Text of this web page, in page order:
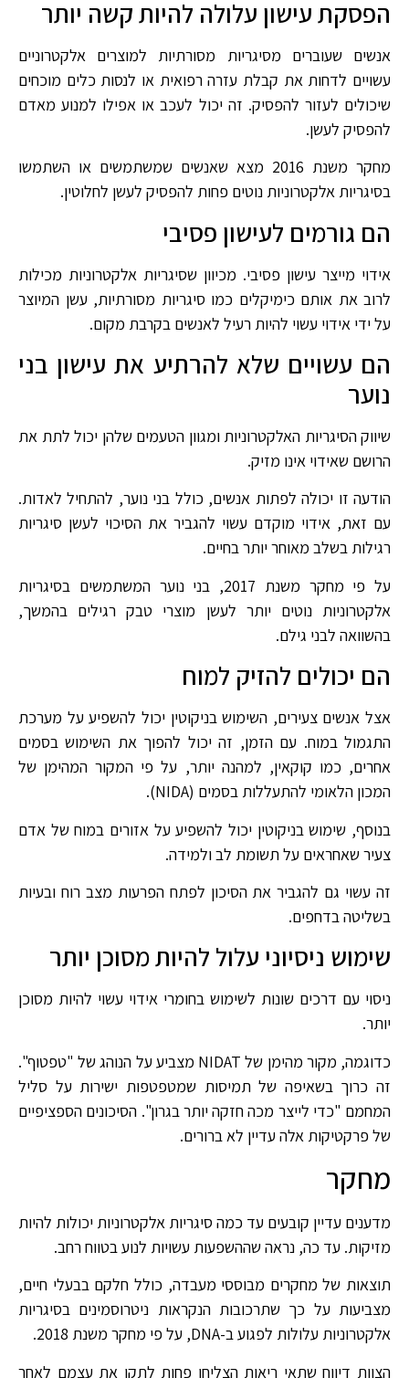
הפסקת עישון עלולה להיות קשה יותר
אנשים שעוברים מסיגריות מסורתיות למוצרים אלקטרוניים
עשויים לדחות את קבלת עזרה רפואית או לנסות כלים מוכחים
שיכולים לעזור להפסיק. זה יכול לעכב או אפילו למנוע מאדם
להפסיק לעשן.
מחקר משנת 2016 מצא שאנשים שמשתמשים או השתמשו
בסיגריות אלקטרוניות נוטים פחות להפסיק לעשן לחלוטין.
הם גורמים לעישון פסיבי
אידוי מייצר עישון פסיבי. מכיוון שסיגריות אלקטרוניות מכילות
לרוב את אותם כימיקלים כמו סיגריות מסורתיות, עשן המיוצר
על ידי אידוי עשוי להיות רעיל לאנשים בקרבת מקום.
הם עשויים שלא להרתיע את עישון בני
נוער
שיווק הסיגריות האלקטרוניות ומגוון הטעמים שלהן יכול לתת את
הרושם שאידוי אינו מזיק.
הודעה זו יכולה לפתות אנשים, כולל בני נוער, להתחיל לאדות.
עם זאת, אידוי מוקדם עשוי להגביר את הסיכוי לעשן סיגריות
רגילות בשלב מאוחר יותר בחיים.
על פי מחקר משנת 2017, בני נוער המשתמשים בסיגריות
אלקטרוניות נוטים יותר לעשן מוצרי טבק רגילים בהמשך,
בהשוואה לבני גילם.
הם יכולים להזיק למוח
אצל אנשים צעירים, השימוש בניקוטין יכול להשפיע על מערכת
התגמול במוח. עם הזמן, זה יכול להפוך את השימוש בסמים
אחרים, כמו קוקאין, למהנה יותר, על פי המקור המהימן של
המכון הלאומי להתעללות בסמים (NIDA).
בנוסף, שימוש בניקוטין יכול להשפיע על אזורים במוח של אדם
צעיר שאחראים על תשומת לב ולמידה.
זה עשוי גם להגביר את הסיכון לפתח הפרעות מצב רוח ובעיות
בשליטה בדחפים.
שימוש ניסיוני עלול להיות מסוכן יותר
ניסוי עם דרכים שונות לשימוש בחומרי אידוי עשוי להיות מסוכן
יותר.
כדוגמה, מקור מהימן של NIDAT מצביע על הנוהג של "טפטוף".
זה כרוך בשאיפה של תמיסות שמטפטפות ישירות על סליל
המחמם "כדי לייצר מכה חזקה יותר בגרון". הסיכונים הספציפיים
של פרקטיקות אלה עדיין לא ברורים.
מחקר
מדענים עדיין קובעים עד כמה סיגריות אלקטרוניות יכולות להיות
מזיקות. עד כה, נראה שההשפעות עשויות לנוע בטווח רחב.
תוצאות של מחקרים מבוססי מעבדה, כולל חלקם בבעלי חיים,
מצביעות על כך שתרכובות הנקראות ניטרוסמינים בסיגריות
אלקטרוניות עלולות לפגוע ב-DNA, על פי מחקר משנת 2018.
הצוות דיווח שתאי ריאות הצליחו פחות לתקן את עצמם לאחר